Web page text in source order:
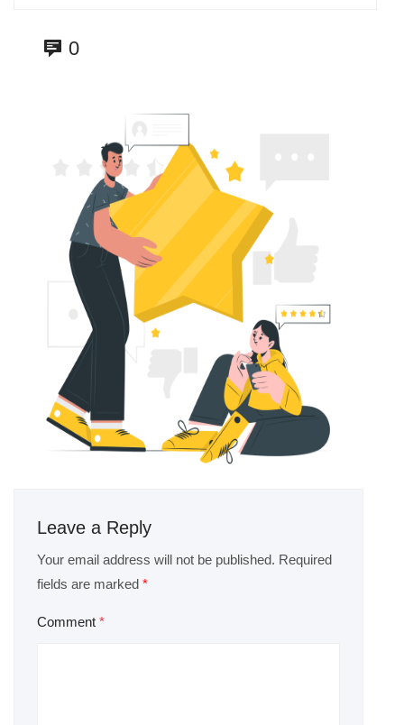
0
Leave a Reply
Your email address will not be published. Required
fields are marked *
Comment *